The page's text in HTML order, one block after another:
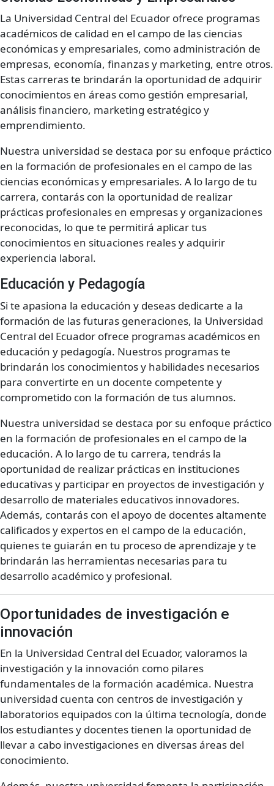
La Universidad Central del Ecuador ofrece programas
académicos de calidad en el campo de las ciencias
económicas y empresariales, como administración de
empresas, economía, finanzas y marketing, entre otros.
Estas carreras te brindarán la oportunidad de adquirir
conocimientos en áreas como gestión empresarial,
análisis financiero, marketing estratégico y
emprendimiento.
Nuestra universidad se destaca por su enfoque práctico
en la formación de profesionales en el campo de las
ciencias económicas y empresariales. A lo largo de tu
carrera, contarás con la oportunidad de realizar
prácticas profesionales en empresas y organizaciones
reconocidas, lo que te permitirá aplicar tus
conocimientos en situaciones reales y adquirir
experiencia laboral.
Educación y Pedagogía
Si te apasiona la educación y deseas dedicarte a la
formación de las futuras generaciones, la Universidad
Central del Ecuador ofrece programas académicos en
educación y pedagogía. Nuestros programas te
brindarán los conocimientos y habilidades necesarios
para convertirte en un docente competente y
comprometido con la formación de tus alumnos.
Nuestra universidad se destaca por su enfoque práctico
en la formación de profesionales en el campo de la
educación. A lo largo de tu carrera, tendrás la
oportunidad de realizar prácticas en instituciones
educativas y participar en proyectos de investigación y
desarrollo de materiales educativos innovadores.
Además, contarás con el apoyo de docentes altamente
calificados y expertos en el campo de la educación,
quienes te guiarán en tu proceso de aprendizaje y te
brindarán las herramientas necesarias para tu
desarrollo académico y profesional.
Oportunidades de investigación e
innovación
En la Universidad Central del Ecuador, valoramos la
investigación y la innovación como pilares
fundamentales de la formación académica. Nuestra
universidad cuenta con centros de investigación y
laboratorios equipados con la última tecnología, donde
los estudiantes y docentes tienen la oportunidad de
llevar a cabo investigaciones en diversas áreas del
conocimiento.